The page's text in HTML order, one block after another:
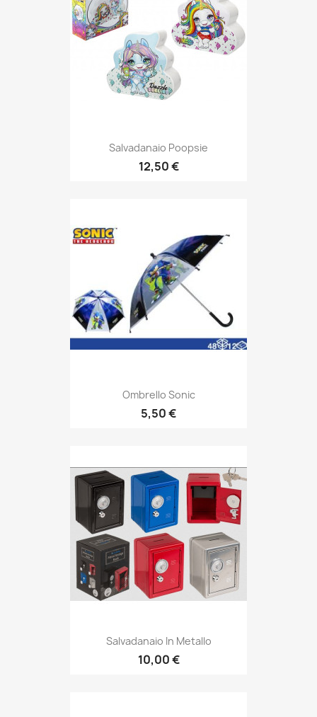
Salvadanaio Poopsie
12,50 €
Ombrello Sonic
5,50 €
Salvadanaio In Metallo
10,00 €